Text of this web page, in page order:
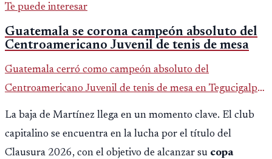
Te puede interesar
Guatemala se corona campeón absoluto del
Centroamericano Juvenil de tenis de mesa
Guatemala cerró como campeón absoluto del
Centroamericano Juvenil de tenis de mesa en Tegucigalpa
La baja de Martínez llega en un momento clave. El club
capitalino se encuentra en la lucha por el título del
Clausura 2026, con el objetivo de alcanzar su copa